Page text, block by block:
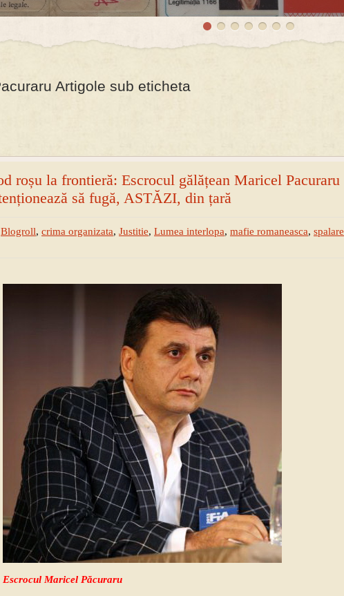
Artigole sub eticheta
roșu la frontieră: Escrocul gălățean Maricel Pacuraru
să fugă, ASTĂZI, din țară
Blogroll, crima organizata, Justitie, Lumea interlopa, mafie romaneasca, spalare
Escrocul Maricel Păcuraru